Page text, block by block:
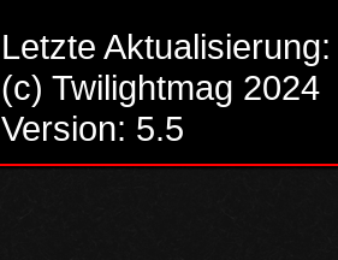
Letzte
(c) Twilightmag 2024
Version: 5.5